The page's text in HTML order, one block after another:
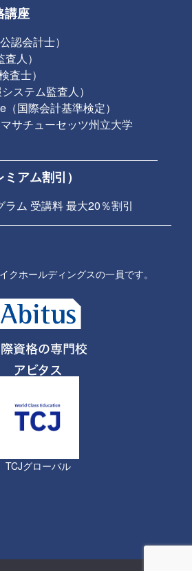
講座
認会計士）
人）
査士）
ステム監査人）
国際会計基準検定）
サチューセッツ州立大学
アム割引）
ラム 受講料 最大20％割引
クホールディングスの一員です。
TCJグローバル